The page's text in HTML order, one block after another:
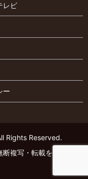
レビ
ー
Rights Reserved.
複写・転載を禁じま